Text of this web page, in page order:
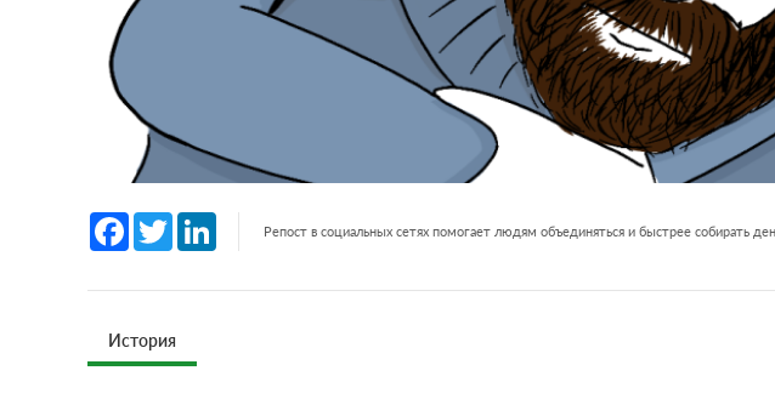
Facebook
Twitter LinkedInРепост в социальных сетях помогает людям объединяться и быстрее собирать
История